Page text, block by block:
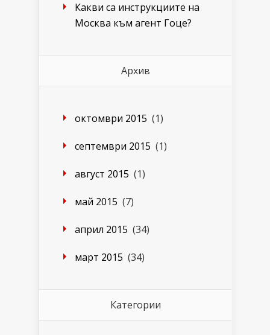
Какви са инструкциите на
Москва към агент Гоце?
Архив
октомври 2015 (1)
септември 2015 (1)
август 2015 (1)
май 2015 (7)
април 2015 (34)
март 2015 (34)
Категории